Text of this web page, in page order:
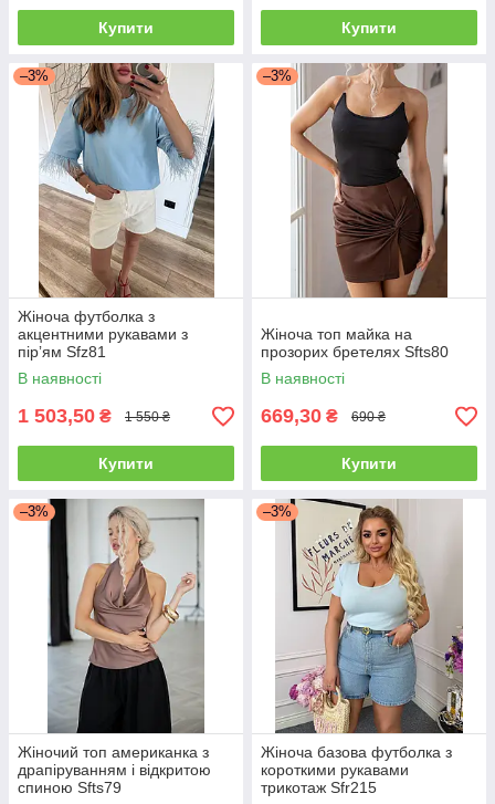
Купити Купити
–3%
Жіноча футболка з
акцентними рукавами з
пірʼям Sfz81
В наявності
1 503,50 ₴ 1 550 ₴
Купити
–3%
Жіноча топ майка на
прозорих бретелях Sfts80
В наявності
669,30 ₴ 690 ₴
Купити
–3%
Жіночий топ американка з
драпіруванням і відкритою
спиною Sfts79
–3%
Жіноча базова футболка з
короткими рукавами
трикотаж Sfr215